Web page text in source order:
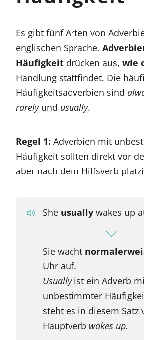
Es gibt fünf Arten von
englischen Sprache.
Häufigkeit drücken aus, wie
Handlung stattfindet. Die
Häufigkeitsadverbien sind
rarelyund usually.
Regel 1: Adverbien mit
Häufigkeit sollten direkt vor
aber nach dem Hilfsverb
She usuallywakes up
Sie wacht
Uhr auf.
Usuallyist ein Adverb
unbestimmter
steht es in diesem Satz
Hauptverb wakes up.